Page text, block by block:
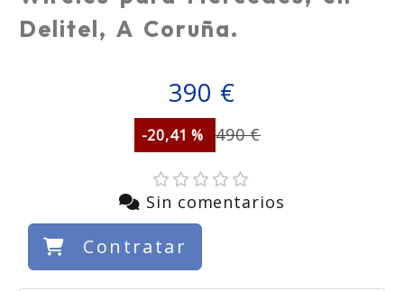
Delitel, A Coruña.
390 €
-20,41 % 490 €
Sin comentarios
Contratar